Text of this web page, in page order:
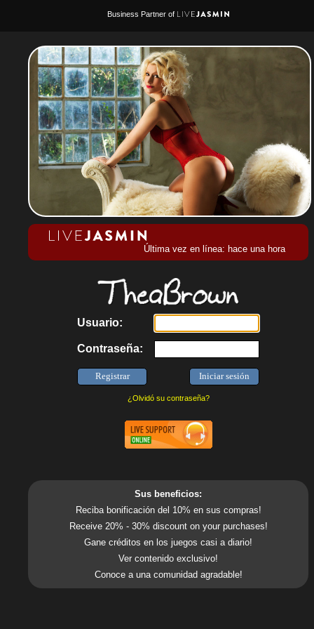
Business Partner of
Última vez en línea: hace una hora
Usuario:
Contraseña:
¿Olvidó su contraseña?
Sus beneficios:
Reciba bonificación del 10% en sus compras!
Receive 20% - 30% discount on your purchases!
Gane créditos en los juegos casi a diario!
Ver contenido exclusivo!
Conoce a una comunidad agradable!